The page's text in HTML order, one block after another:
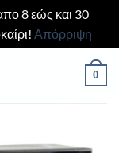
8 εώς και 30
Απόρριψη
0